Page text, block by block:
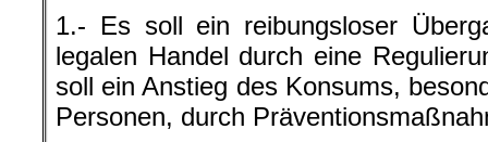
1.- Es soll ein reibungsloser
legalen Handel durch eine
soll ein Anstieg des Konsums,
Personen, durch